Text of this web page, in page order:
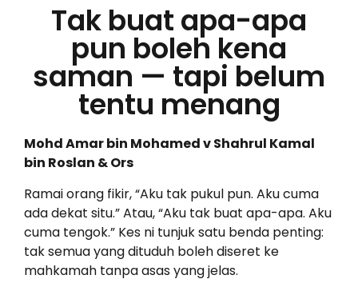
Tak buat apa-apa
pun boleh kena
saman — tapi belum
tentu menang
Mohd Amar bin Mohamed v Shahrul Kamal
bin Roslan & Ors
Ramai orang fikir, “Aku tak pukul pun. Aku cuma
ada dekat situ.” Atau, “Aku tak buat apa-apa. Aku
cuma tengok.” Kes ni tunjuk satu benda penting:
tak semua yang dituduh boleh diseret ke
mahkamah tanpa asas yang jelas.